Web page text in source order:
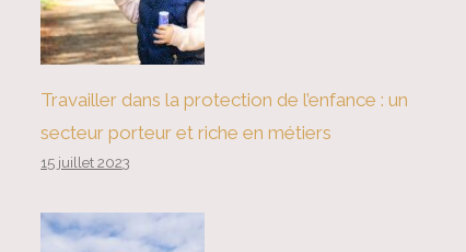
Travailler dans la protection de l’enfance : un
secteur porteur et riche en métiers
15 juillet 2023